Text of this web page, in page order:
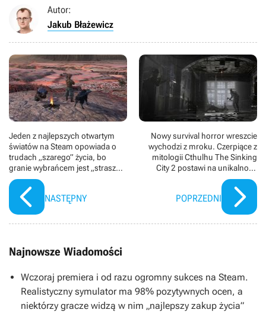
Autor:
Jakub Błażewicz
Jeden z najlepszych otwartym
światów na Steam opowiada o
trudach „szarego” życia, bo
granie wybrańcem jest „strasznie
nudne”. Kenshi 2 podąży tą
samą drogą
NASTĘPNY
Nowy survival horror wreszcie
wychodzi z mroku. Czerpiące z
mitologii Cthulhu The Sinking
City 2 postawi na unikalność
[Aktualizacja: premiera
remastera „jedynki”]
POPRZEDNI
Najnowsze Wiadomości
Wczoraj premiera i od razu ogromny sukces na Steam.
Realistyczny symulator ma 98% pozytywnych ocen, a
niektórzy gracze widzą w nim „najlepszy zakup życia”